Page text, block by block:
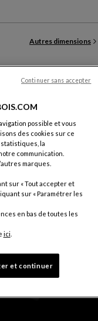
Autres dimensions
Autres revêtements
un revêtement tout doux,
A la fois esthétique,
à tous les intérieurs grâce
possible et vous
des cookies sur ce
la
communication.
marques.
sur « Tout accepter et
sur « Paramétrer les
en bas de toutes les
ici.
et continuer
Continuer sans accepter